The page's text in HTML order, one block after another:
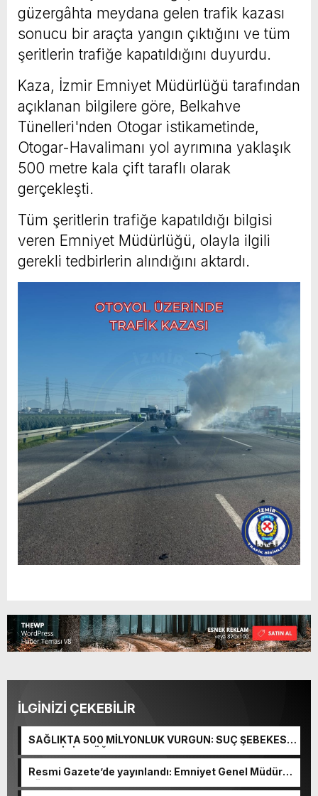
güzergâhta meydana gelen trafik kazası
sonucu bir araçta yangın çıktığını ve tüm
şeritlerin trafiğe kapatıldığını duyurdu.
Kaza, İzmir Emniyet Müdürlüğü tarafından
açıklanan bilgilere göre, Belkahve
Tünelleri'nden Otogar istikametinde,
Otogar-Havalimanı yol ayrımına yaklaşık
500 metre kala çift taraflı olarak
gerçekleşti.
Tüm şeritlerin trafiğe kapatıldığı bilgisi
veren Emniyet Müdürlüğü, olayla ilgili
gerekli tedbirlerin alındığını aktardı.
İLGİNİZİ ÇEKEBİLİR
SAĞLIKTA 500 MİLYONLUK VURGUN: SUÇ ŞEBEKESİ
KAÇIŞ İÇİN DÜĞMEYE BASTI!
Resmi Gazete’de yayınlandı: Emniyet Genel Müdürü
görevden alındı!